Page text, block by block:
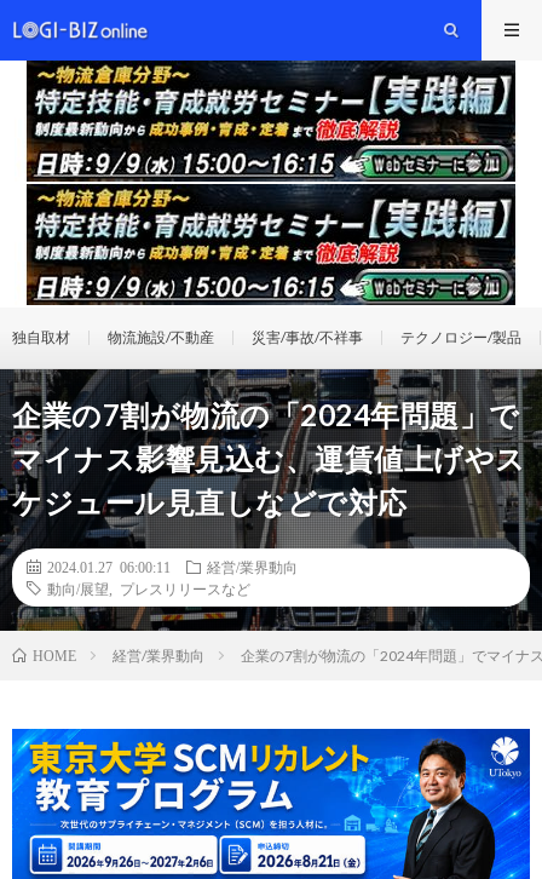
独自取材 物流施設/不動産 災害/事故/不祥事 テクノロジー/製品
企業の7割が物流の「2024年問題」で
マイナス影響見込む、運賃値上げやス
ケジュール見直しなどで対応
2024.01.27 06:00:11
経営/業界動向
動向/展望
プレスリリースなど
HOME 経営/業界動向 企業の7割が物流の「2024年問題」でマイナ